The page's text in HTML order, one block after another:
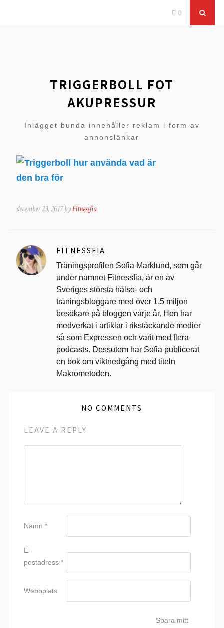
0
TRIGGERBOLL FOT
AKUPRESSUR
Inlägget bunda innehåller reklam i form av
annonslänkar
december 23, 2017 byFitnessfia
FITNESSFIA
Träningsprofilen Sofia Marklund, som går
under namnet Fitnessfia, är en av
Sveriges största hälso- och
träningsbloggare med över 1,5 miljon
besökare på bloggen varje år. Hon har
medverkat i artiklar i rikstäckande medier
så som Expressen och varit med flera
podcasts. Dessutom har Sofia publicerat
en bok om viktnedgång med titeln
Makrometoden.
NO COMMENTS
LEAVE A REPLY
Namn *
E-
postadress *
Webbplats
Spara mitt